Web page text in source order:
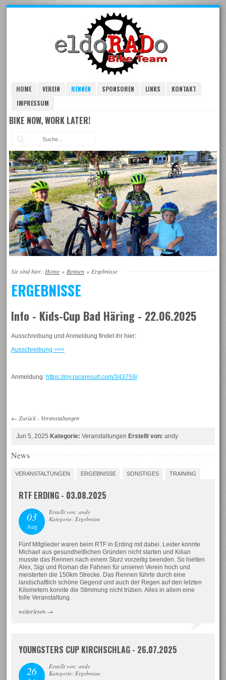
HOME VEREIN RENNEN SPONSOREN LINKS
KONTAKT
IMPRESSUM
BIKE NOW, WORK LATER!
Sie sind hier: Home » Rennen » Ergebnisse
ERGEBNISSE
Info - Kids-Cup Bad Häring - 22.06.2025
Ausschreibung und Anmeldung findet ihr hier:
Ausschreibung >>>
Anmeldung:https://my.raceresult.com/343759/
← Zurück- Veranstaltungen
Jun 5, 2025Kategorie: VeranstaltungenErstellt von: andy
News
VERANSTALTUNGEN ERGEBNISSE SONSTIGES TRAINING
RTF ERDING - 03.08.2025
03
Aug
Erstellt von: andy
Kategorie: Ergebnisse
Fünf Mitglieder waren beim RTF in Erding mit dabei. Leider konnte
Michael aus gesundheitlichen Gründen nicht starten und Kilian
musste das Rennen nach einem Sturz vorzeitig beenden. So hielten
Alex, Sigi und Roman die Fahnen für unseren Verein hoch und
meisterten die 150km Strecke. Das Rennen führte durch eine
landschaftlich schöne Gegend und auch der Regen auf den letzten
Kilometern konnte die Stimmung nicht trüben. Alles in allem eine
tolle Veranstaltung.
weiterlesen →
YOUNGSTERS CUP KIRCHSCHLAG - 26.07.2025
26
Erstellt von: andy
Kategorie: Ergebnisse